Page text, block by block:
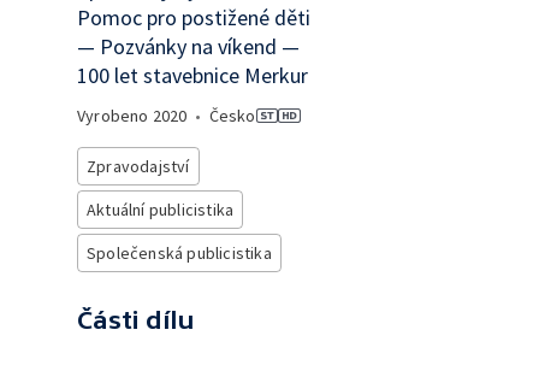
Pomoc pro postižené děti
— Pozvánky na víkend —
100 let stavebnice Merkur
Vyrobeno 2020 • Česko
Zpravodajství
Aktuální publicistika
Společenská publicistika
Části dílu